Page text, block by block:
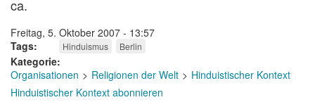
ca.
Freitag, 5. Oktober 2007 - 13:57
Tags
Hinduismus Berlin
Kategorie
Organisationen
Religionen der Welt
Hinduistischer Kontext
Hinduistischer Kontext abonnieren